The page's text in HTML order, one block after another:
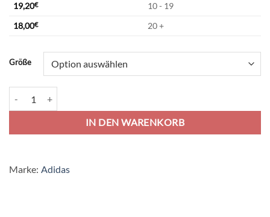
19,20€
10 - 19
18,00€ 20 +
Größe
IN DEN WARENKORB
Alternative:
Marke: Adidas